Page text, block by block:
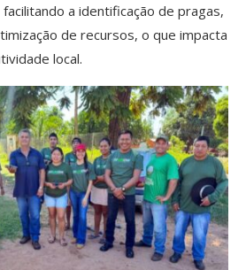
a identificação de pragas,
de recursos, o que impacta
local.